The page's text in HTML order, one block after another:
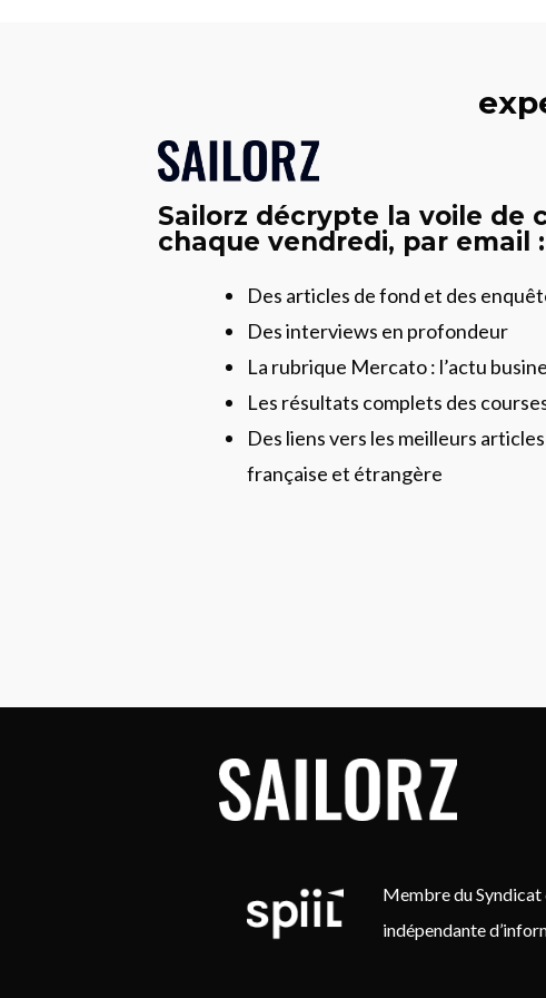
Sailorz décrypte la voile de
chaque vendredi, par email :
Des articles de fond et des
Des interviews en profondeur
La rubrique Mercato : l’actu
Les résultats complets des
Des liens vers les meilleurs
française et étrangère
Membre du Syndicat
indépendante